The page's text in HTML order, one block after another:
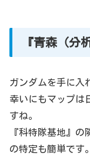
『青森（分
ガンダムを手に入
幸いにもマップは
すね。
『科特隊基地』
の特定も簡単です。